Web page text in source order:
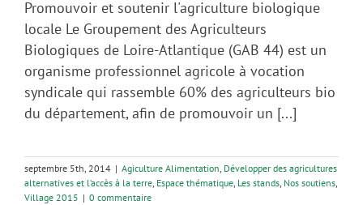
Promouvoir et soutenir l'agriculture biologique
locale Le Groupement des Agriculteurs
Biologiques de Loire-Atlantique (GAB 44) est un
organisme professionnel agricole à vocation
syndicale qui rassemble 60% des agriculteurs bio
du département, afin de promouvoir un [...]
septembre 5th, 2014 | Agiculture Alimentation, Développer des agricultures
alternatives et l’accès à la terre, Espace thématique, Les stands, Nos soutiens,
Village 2015 | 0 commentaire